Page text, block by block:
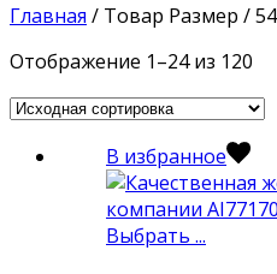
Главная / Товар Размер /54
Отображение 1–24 из 120
В избранное
Выбрать ...